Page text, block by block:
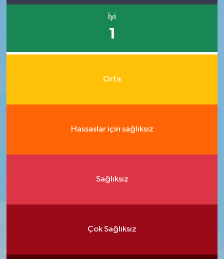
İyi
1
Orta
Hassaslar için sağlıksız
Sağlıksız
Çok Sağlıksız